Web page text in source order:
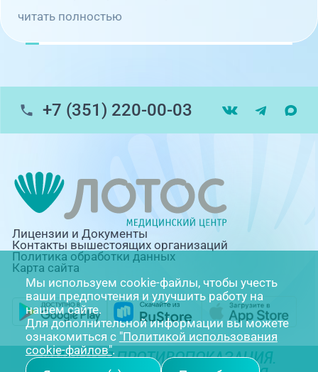
читать полностью
+7 (351) 220-00-03
Лицензии и Документы
Контакты вышестоящих организаций
Политика обработки данных
Карта сайта
ИМЕЮТСЯ ПРОТИВОПОКАЗАНИЯ.
Мы используем cookie-файлы, чтобы учесть
ваши предпочтения и улучшить работу на
нашем сайте.
Для дополнительной информации вы можете
ознакомиться с "Политикой использования
cookie-файлов".